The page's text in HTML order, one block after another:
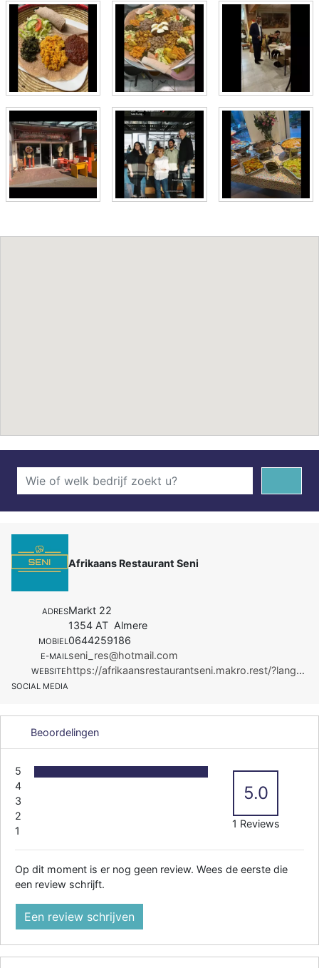
Afrikaans Restaurant Seni
ADRESMarkt 22
1354 AT Almere
MOBIEL0644259186
E-MAILseni_res@hotmail.com
WEBSITE https://afrikaansrestaurantseni.makro.rest/?lang=nl#
SOCIAL MEDIA
Beoordelingen
5
4
3
2
1
5.0
1 Reviews
Op dit moment is er nog geen review. Wees de eerste die
een review schrijft.
Een review schrijven